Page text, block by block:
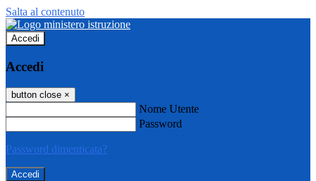
Salta al contenuto
Accedi
Accedi
button close ×
Nome Utente
Password
Password dimenticata?